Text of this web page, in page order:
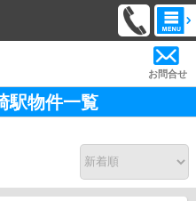
お問合せ
駅物件一覧